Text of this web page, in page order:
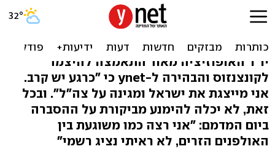
לבני: אני מסבירה לעולם כמו
משוגעת - והשרים?
יו"ר האופוזיציה מאוד התאמצה להיצמד
לקונצנזוס והבהירה ל-ynet כי "כרגע יש קרב.
אני מייצגת את ישראל ומגינה על צה"ל". ובכל
זאת, לא יכלה להימנע מביקורת על ההסברה
ביום המדמם: "אני רצה כמו משוגעת בין
האולפנים הזרים, לא ראיתי נציג רשמי"